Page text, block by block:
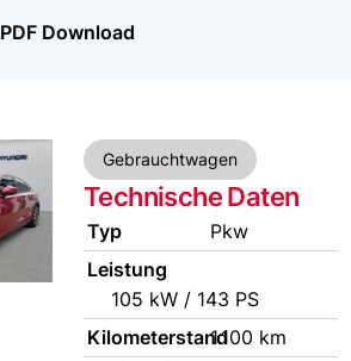
PDF Download
Gebrauchtwagen
Technische Daten
Typ
Pkw
Leistung
105 kW / 143 PS
Kilometerstand1.100 km